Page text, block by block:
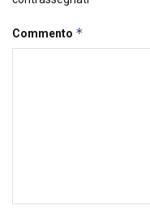
Commento *